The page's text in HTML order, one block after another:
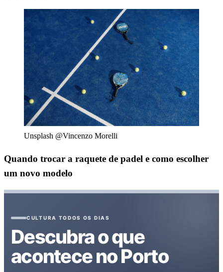
Unsplash @Vincenzo Morelli
Quando trocar a raquete de padel e como escolher
um novo modelo
CULTURA TODOS OS DIAS
Descubra o que
acontece no Porto